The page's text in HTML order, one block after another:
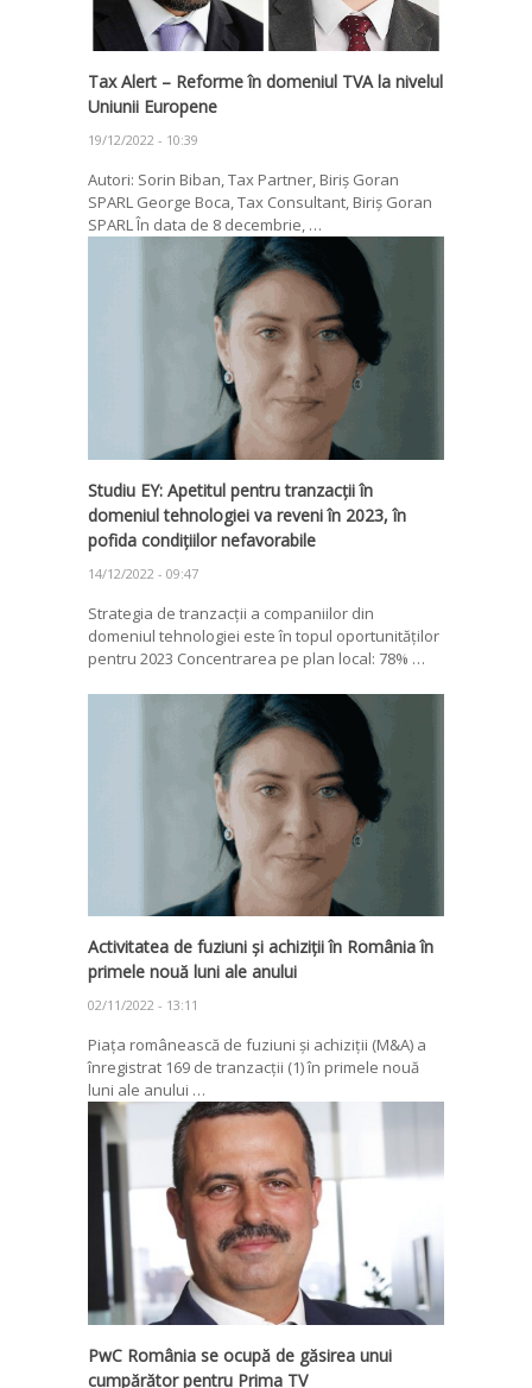
Tax Alert – Reforme în domeniul TVA la nivelul
Uniunii Europene
19/12/2022 - 10:39
Autori: Sorin Biban, Tax Partner, Biriș Goran
SPARL George Boca, Tax Consultant, Biriș Goran
SPARL În data de 8 decembrie, …
Studiu EY: Apetitul pentru tranzacții în
domeniul tehnologiei va reveni în 2023, în
pofida condițiilor nefavorabile
14/12/2022 - 09:47
Strategia de tranzacții a companiilor din
domeniul tehnologiei este în topul oportunităților
pentru 2023 Concentrarea pe plan local: 78% …
Activitatea de fuziuni și achiziții în România în
primele nouă luni ale anului
02/11/2022 - 13:11
Piața românească de fuziuni și achiziții (M&A) a
înregistrat 169 de tranzacții (1) în primele nouă
luni ale anului …
PwC România se ocupă de găsirea unui
cumpărător pentru Prima TV